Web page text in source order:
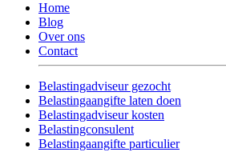
Home
Blog
Over ons
Contact
Belastingadviseur gezocht
Belastingaangifte laten doen
Belastingadviseur kosten
Belastingconsulent
Belastingaangifte particulier